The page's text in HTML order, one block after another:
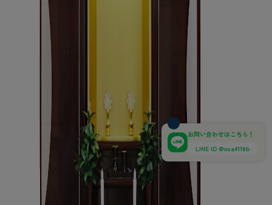
お問い合わせはこちら！
LINE ID @osa4118b